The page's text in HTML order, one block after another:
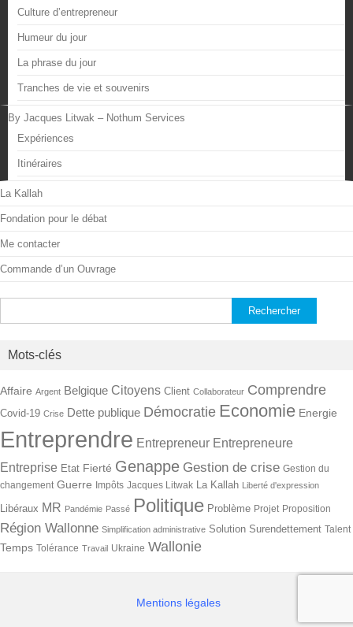
Culture d’entrepreneur
Humeur du jour
La phrase du jour
Tranches de vie et souvenirs
By Jacques Litwak – Nothum Services
Expériences
Itinéraires
La Kallah
Fondation pour le débat
Me contacter
Commande d’un Ouvrage
Mots-clés
Affaire Argent Belgique Citoyens Client Collaborateur Comprendre
Covid-19 Crise Dette publique Démocratie Economie Energie
Entreprendre Entrepreneur Entrepreneure
Entreprise Etat Fierté Genappe Gestion de crise Gestion du
changement Guerre Impôts Jacques Litwak La Kallah Liberté d'expression
Libéraux MR Pandémie Passé Politique Problème Projet Proposition
Région Wallonne Simplification administrative Solution Surendettement Talent
Temps Tolérance Travail Ukraine Wallonie
Mentions légales